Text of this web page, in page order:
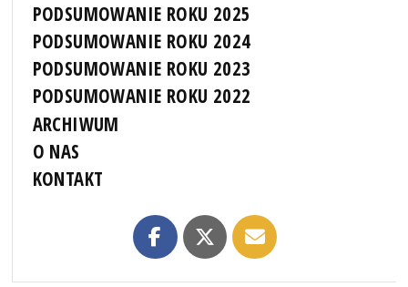
PODSUMOWANIE ROKU 2025
PODSUMOWANIE ROKU 2024
PODSUMOWANIE ROKU 2023
PODSUMOWANIE ROKU 2022
ARCHIWUM
O NAS
KONTAKT